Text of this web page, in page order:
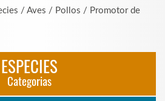
/ Aves / Pollos / Promotor de
ESPECIES
Categorias